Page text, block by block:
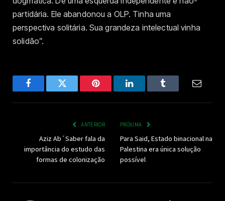
partidária. Ele abandonou a OLP. Tinha uma
perspectiva solitária. Sua grandeza intelectual vinha
solidão”.
FacebookTwitter Pinterest LinkedInTumblr
ANTERIOR
Aziz Ab´Saber fala da
importância do estudo das
formas de colonização
PRÓXIMA
Para Said, Estado binacional na
Palestina era única solução
possível